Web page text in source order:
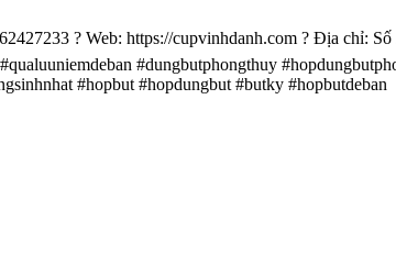
? Web: https://cupvinhdanh.com ? Địa chỉ: Số
#dungbutphongthuy
#hopbut #hopdungbut #butky #hopbutdeban